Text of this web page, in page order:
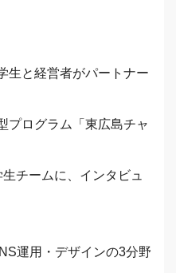
生と経営者がパートナー
プログラム「東広島チャ
チームに、インタビュ
運用・デザインの3分野